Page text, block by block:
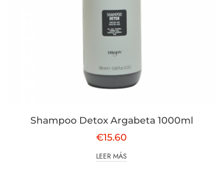
Shampoo Detox Argabeta 1000ml
€15.60
LEER MÁS